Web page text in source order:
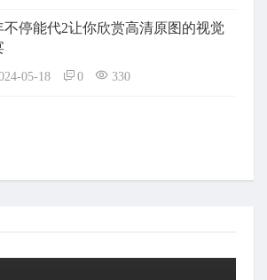
不停能代2让你欣赏高清原图的视觉
05-18 0 330